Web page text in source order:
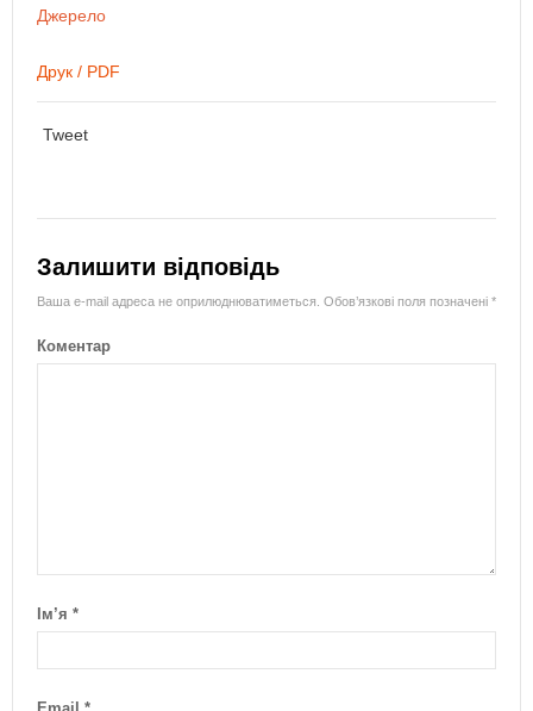
Джерело
Друк / PDF
Tweet
Залишити відповідь
Ваша e-mail адреса не оприлюднюватиметься. Обов’язкові поля позначені *
Коментар
Ім’я *